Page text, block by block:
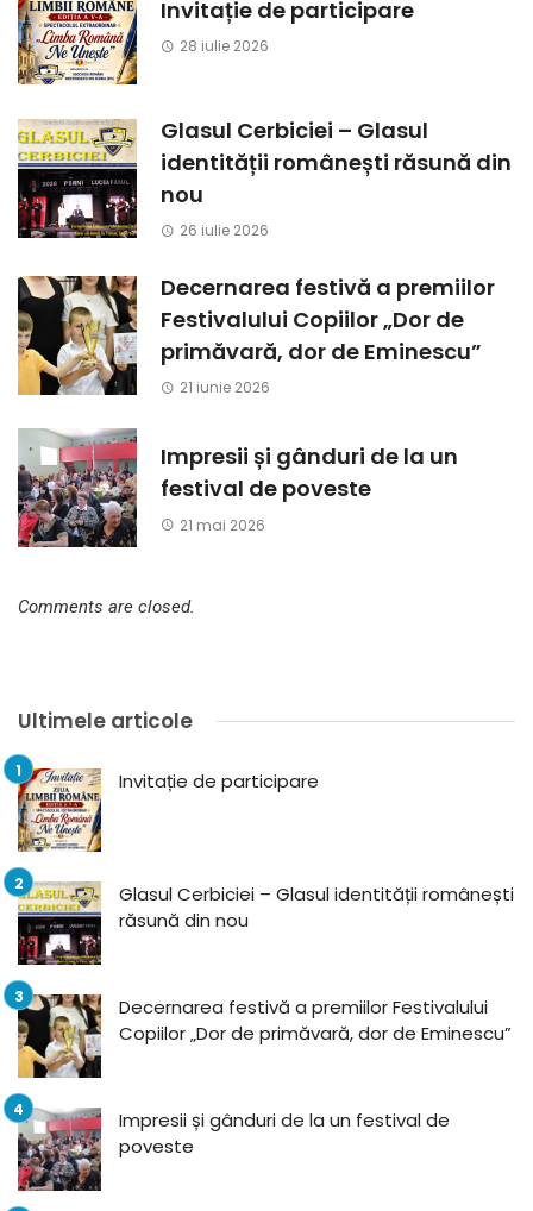
Invitație de participare
28 iulie 2026
Glasul Cerbiciei – Glasul
identității românești răsună din
nou
26 iulie 2026
Decernarea festivă a premiilor
Festivalului Copiilor „Dor de
primăvară, dor de Eminescu”
21 iunie 2026
Impresii și gânduri de la un
festival de poveste
21 mai 2026
Comments are closed.
Ultimele articole
Invitație de participare
Glasul Cerbiciei – Glasul identității românești
răsună din nou
Decernarea festivă a premiilor Festivalului
Copiilor „Dor de primăvară, dor de Eminescu”
Impresii și gânduri de la un festival de
poveste